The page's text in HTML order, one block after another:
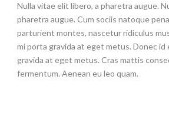
Nulla vitae elit libero, a pharetra augue.
pharetra augue. Cum sociis natoque
parturient montes, nascetur ridiculus
mi porta gravida at eget metus. Donec id
gravida at eget metus. Cras mattis
fermentum. Aenean eu leo quam.